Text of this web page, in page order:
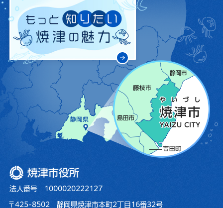
焼津市役所
法人番号 1000020222127
〒425-8502 静岡県焼津市本町2丁目16番32号